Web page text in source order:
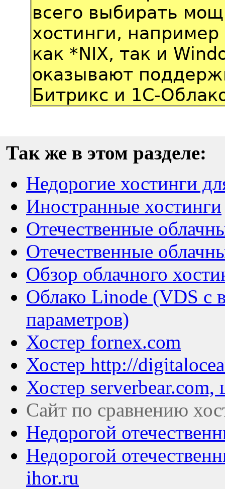
всего выбирать
хостинги, например
как *NIX, так и
оказывают
Битрикс и 1С-
Так же в этом разделе:
Недорогие хостинги
Иностранные хостинги
Отечественные
Отечественные
Обзор облачного
Облако Linode (VDS с
параметров)
Хостер fornex.com
Хостер http://
Хостер serverbear.com,
Сайт по сравнению
Недорогой
Недорогой
ihor.ru